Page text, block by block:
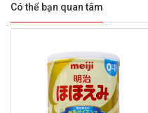
Có thể bạn quan tâm